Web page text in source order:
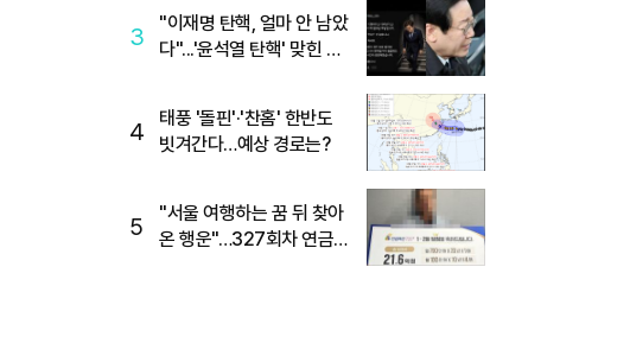
3
"이재명 탄핵, 얼마 안 남았
다"...'윤석열 탄핵' 맞힌 무
4
태풍 '돌핀'·'찬홈' 한반도
빗겨간다…예상 경로는?
5
"서울 여행하는 꿈 뒤 찾아
온 행운"…327회차 연금